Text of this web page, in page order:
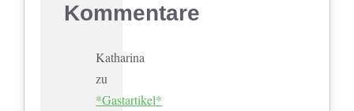
Kommentare
Katharina
zu
*Gastartikel*